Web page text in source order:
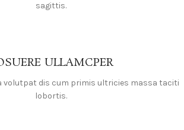
sagittis.
ULLAMCPER
volutpat dis cum primis ultricies massa taciti
lobortis.